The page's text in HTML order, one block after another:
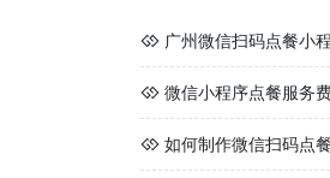
广州微信扫码点餐小
微信小程序点餐服务
如何制作微信扫码点